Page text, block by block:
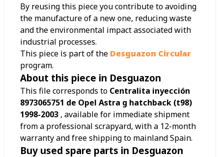
By reusing this piece you contribute to avoiding
the manufacture of a new one, reducing waste
and the environmental impact associated with
industrial processes.
This piece is part of the Desguazon Circular
program.
About this piece in Desguazon
This file corresponds to Centralita inyección
8973065751 de Opel Astra g hatchback (t98)
1998-2003 , available for immediate shipment
from a professional scrapyard, with a 12-month
warranty and free shipping to mainland Spain.
Buy used spare parts in Desguazon